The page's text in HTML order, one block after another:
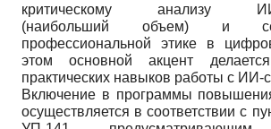
критическому анализу ИИ-
(наибольший объем) и
профессиональной этике в
этом основной акцент
практических навыков работы с ИИ-
Включение в программы
осуществляется в соответствии с